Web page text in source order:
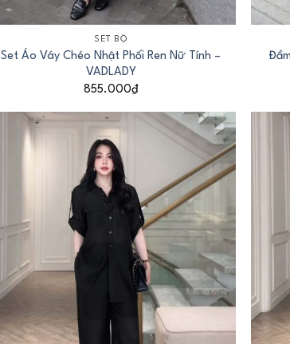
+
SET BỘ
Set Áo Váy Chéo Nhật Phối Ren Nữ Tính –
VADLADY
855.000₫
+